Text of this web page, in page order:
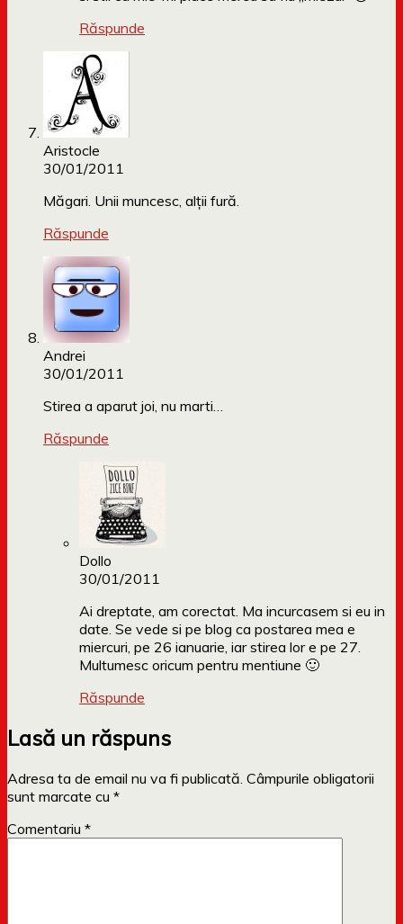
Răspunde
Aristocle
30/01/2011
Măgari. Unii muncesc, alţii fură.
Răspunde
Andrei
30/01/2011
Stirea a aparut joi, nu marti…
Răspunde
Dollo
30/01/2011
Ai dreptate, am corectat. Ma incurcasem si eu in
date. Se vede si pe blog ca postarea mea e
miercuri, pe 26 ianuarie, iar stirea lor e pe 27.
Multumesc oricum pentru mentiune 🙂
Răspunde
Lasă un răspuns
Adresa ta de email nu va fi publicată. Câmpurile obligatorii
sunt marcate cu *
Comentariu *